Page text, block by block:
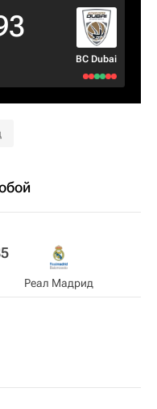
BC Dubai
Реал Мадрид